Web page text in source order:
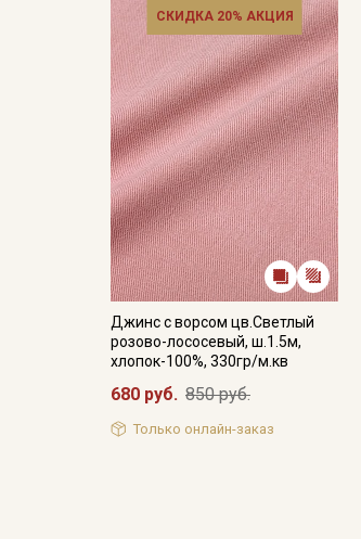
СКИДКА 20% АКЦИЯ
Джинс с ворсом цв.Светлый
розово-лососевый, ш.1.5м,
хлопок-100%, 330гр/м.кв
680 руб. 850 руб.
Только онлайн-заказ